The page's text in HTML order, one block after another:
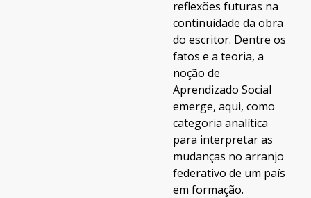
reflexões futuras na
continuidade da obra
do escritor. Dentre os
fatos e a teoria, a
noção de
Aprendizado Social
emerge, aqui, como
categoria analítica
para interpretar as
mudanças no arranjo
federativo de um país
em formação.